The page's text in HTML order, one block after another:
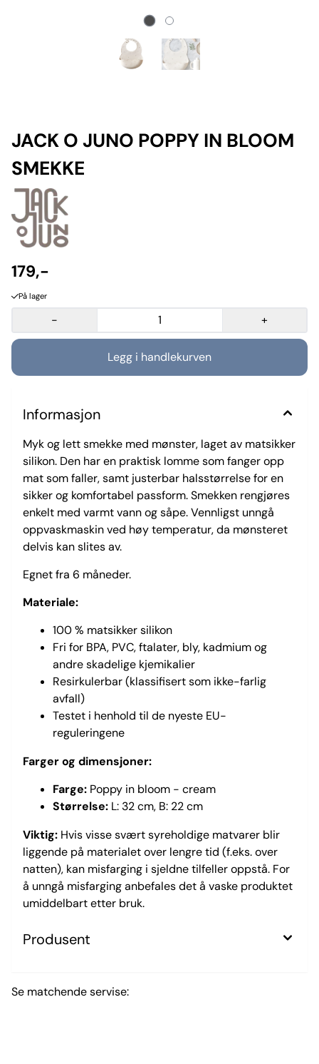
JACK O JUNO POPPY IN BLOOM
SMEKKE
179,-
På lager
- +
Informasjon
Myk og lett smekke med mønster, laget av matsikker
silikon. Den har en praktisk lomme som fanger opp
mat som faller, samt justerbar halsstørrelse for en
sikker og komfortabel passform. Smekken rengjøres
enkelt med varmt vann og såpe. Vennligst unngå
oppvaskmaskin ved høy temperatur, da mønsteret
delvis kan slites av.
Egnet fra 6 måneder.
Materiale:
100 % matsikker silikon
Fri for BPA, PVC, ftalater, bly, kadmium og
andre skadelige kjemikalier
Resirkulerbar (klassifisert som ikke-farlig
avfall)
Testet i henhold til de nyeste EU-
reguleringene
Farger og dimensjoner:
Farge: Poppy in bloom - cream
Størrelse: L: 32 cm, B: 22 cm
Viktig: Hvis visse svært syreholdige matvarer blir
liggende på materialet over lengre tid (f.eks. over
natten), kan misfarging i sjeldne tilfeller oppstå. For
å unngå misfarging anbefales det å vaske produktet
umiddelbart etter bruk.
Produsent
Se matchende servise: